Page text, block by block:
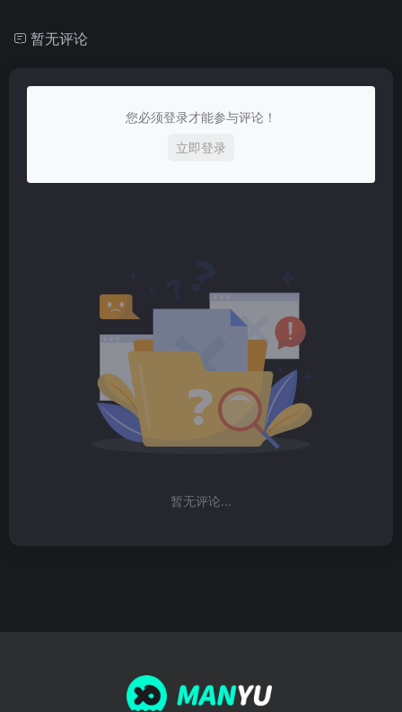
暂无评论
您必须登录才能参与评论！
立即登录
暂无评论...